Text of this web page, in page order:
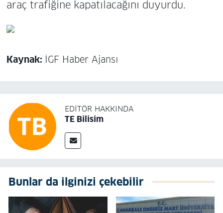
araç trafiğine kapatılacağını duyurdu.
Kaynak: İGF Haber Ajansı
EDITÖR HAKKINDA
TE Bilisim
Bunlar da ilginizi çekebilir